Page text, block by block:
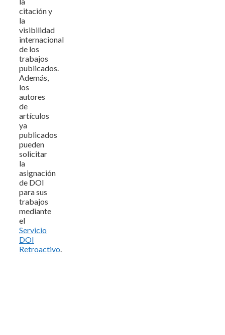
citación y
la
visibilidad
internacional
de los
trabajos
publicados.
Además,
los
autores
de
artículos
ya
publicados
pueden
solicitar
la
asignación
de DOI
para sus
trabajos
mediante
el
Servicio
DOI
Retroactivo.